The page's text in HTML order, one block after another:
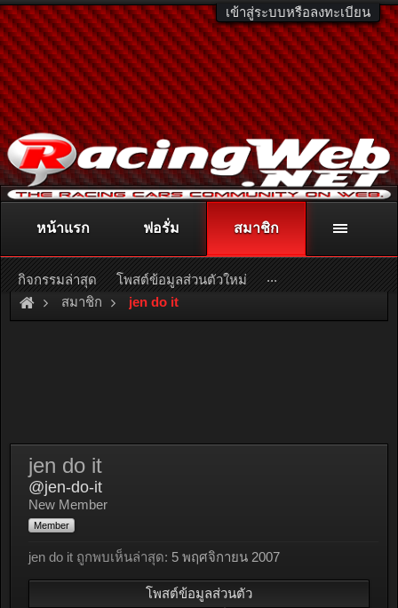
เข้าสู่ระบบหรือลงทะเบียน
ติดต่อลงโฆษณา racingweb@gmail.comหรือโทร. 081-811-1138
หรืออ่านรายละเอียดเพิ่มเติม คลิกที่นี่
สมาชิก jen do it
jen do it
@jen-do-it
New Member
Member
jen do it ถูกพบเห็นล่าสุด: 5 พฤศจิกายน 2007
โพสต์ข้อมูลส่วนตัว
หน้าแรก ฟอรั่ม สมาชิก
กิจกรรมล่าสุด โพสต์ข้อมูลส่วนตัวใหม่ ...